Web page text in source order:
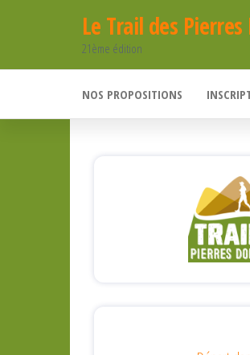
contenu
Le Trail des Pierres
21ème édition
NOS PROPOSITIONS